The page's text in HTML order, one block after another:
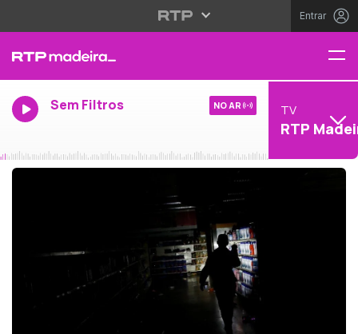
Entrar
Sem Filtros NO AR TV
RTP